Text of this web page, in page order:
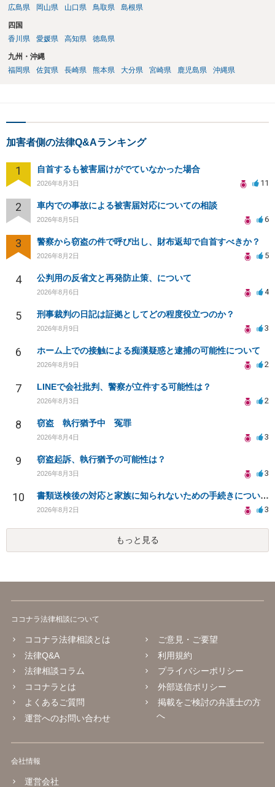
前提なので，期間も考えなくて大丈夫です。 というわけで，本件は大
をつけてくださいね。それが一番大事です。
広島県
岡山県 山口県 鳥取県 島根県
四国
香川県
愛媛県 高知県 徳島県
九州・沖縄
福岡県
佐賀県 長崎県 熊本県 大分県 宮崎県 鹿児島県 沖縄県
加害者側の法律Q&Aランキング
1 自首するも被害届けがでていなかった場合
2026年8月3日 11
2 車内での事故による被害届対応についての相談
2026年8月5日 6
3 警察から窃盗の件で呼び出し、財布返却で自首すべきか？
2026年8月2日 5
4 公判用の反省文と再発防止策、について
2026年8月6日 4
5 刑事裁判の日記は証拠としてどの程度役立つのか？
2026年8月9日 3
6 ホーム上での接触による痴漢疑惑と逮捕の可能性について
2026年8月9日 2
7 LINEで会社批判、警察が立件する可能性は？
2026年8月3日 2
8 窃盗 執行猶予中 冤罪
2026年8月4日 3
9 窃盗起訴、執行猶予の可能性は？
2026年8月3日 3
10 書類送検後の対応と家族に知られないための手続きについて相談
2026年8月2日 3
もっと見る
ココナラ法律相談について
ココナラ法律相談とは
法律Q&A
法律相談コラム
ココナラとは
よくあるご質問
運営へのお問い合わせ
ご意見・ご要望
利用規約
プライバシーポリシー
外部送信ポリシー
掲載をご検討の弁護士の方
へ
会社情報
運営会社